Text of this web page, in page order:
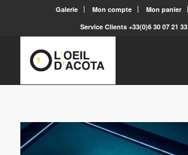
Galerie Mon compte Mon panier
Service Clients +33(0)6 30 07 21 33